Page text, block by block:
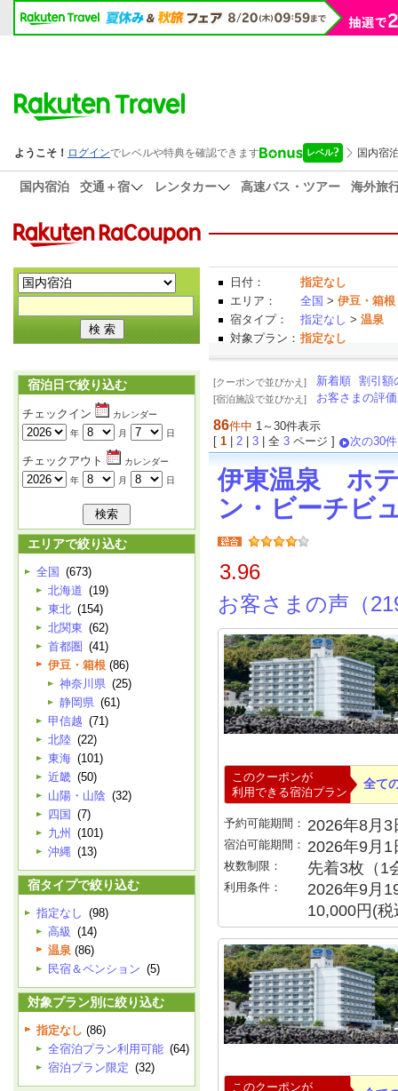
国内宿泊 交通＋宿 レンタカー 高速バス・ツアー 海外旅
日付：
指定なし
エリア：
全国 > 伊豆・箱根
宿タイプ：
指定なし > 温泉
対象プラン： 指定なし
宿泊日で絞り込む
チェックイン
カレンダー
年
月 日
チェックアウト
カレンダー
年
月 日
エリアで絞り込む
全国 (673)
北海道 (19)
東北 (154)
北関東 (62)
首都圏 (41)
伊豆・箱根 (86)
神奈川県 (25)
静岡県 (61)
甲信越 (71)
北陸 (22)
東海 (101)
近畿 (50)
山陽・山陰 (32)
四国 (7)
九州
(101)
沖縄 (13)
宿タイプで絞り込む
指定なし (98)
高級 (14)
温泉 (86)
民宿＆ペンション (5)
対象プラン別に絞り込む
指定なし (86)
全宿泊プラン利用可能 (64)
宿泊プラン限定 (32)
[クーポンで並びかえ] 新着順 割引額
[宿泊施設で並びかえ] お客さまの評
86件中 1～30件表示
[ 1 2 3 | 全 3 ページ ] 次の30件
伊東温泉 ホ
ン・ビーチビ
3.96
お客さまの声（
このクーポンが
利用できる宿泊プラン
全て
予約可能期間： 2026年8月
宿泊可能期間： 2026年9月
枚数制限： 先着3枚（1
利用条件：
2026年9月
10,000円(
このクーポンが